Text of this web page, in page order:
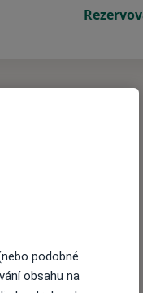
podobné
obsahu na